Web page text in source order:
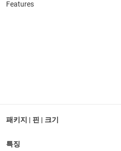
Features